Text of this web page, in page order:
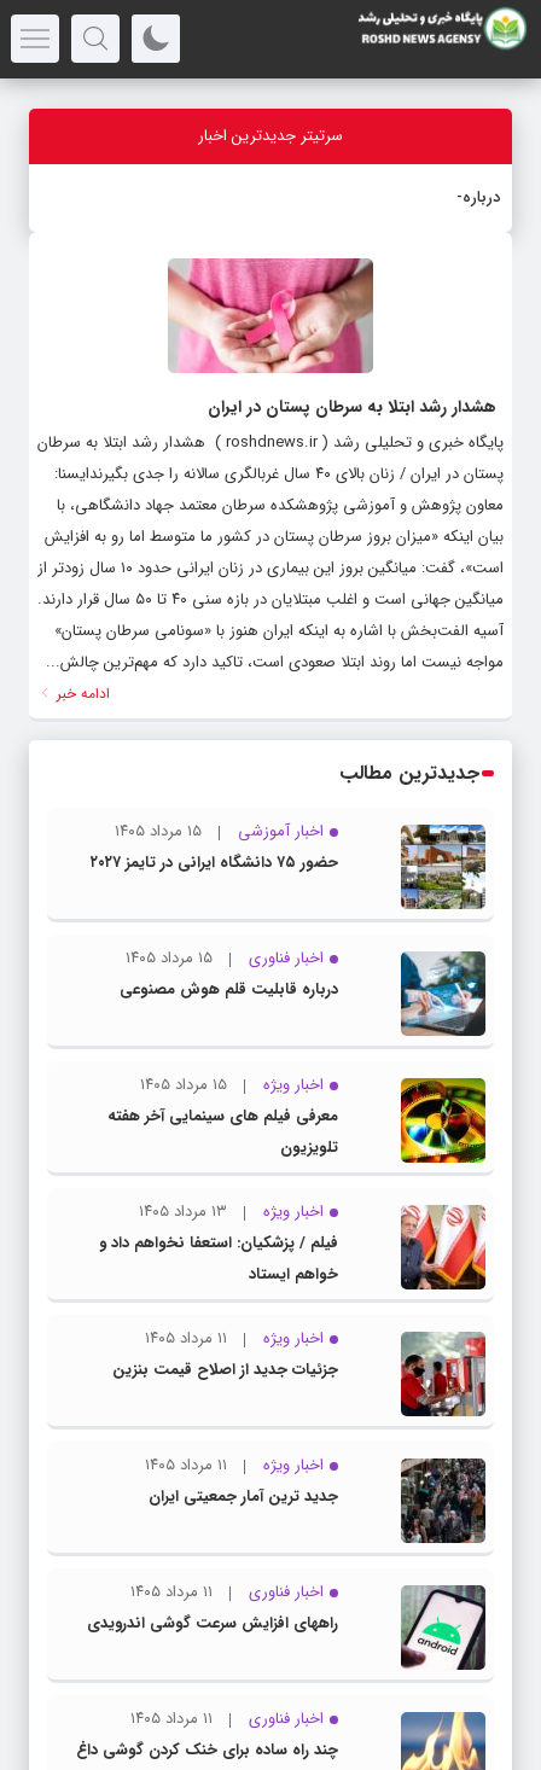
سرتیتر جدیدترین اخبار
درباره قابل
هشدار رشد ابتلا به سرطان پستان در ایران
پایگاه خبری و تحلیلی رشد ( roshdnews.ir ) هشدار رشد ابتلا به سرطان
پستان در ایران / زنان بالای ۴۰ سال غربالگری سالانه را جدی بگیرندایسنا:
معاون پژوهش و آموزشی پژوهشکده سرطان معتمد جهاد دانشگاهی، با
بیان اینکه «میزان بروز سرطان پستان در کشور ما متوسط اما رو به افزایش
است»، گفت: میانگین بروز این بیماری در زنان ایرانی حدود ۱۰ سال زودتر از
میانگین جهانی است و اغلب مبتلایان در بازه سنی ۴۰ تا ۵۰ سال قرار دارند.
آسیه‌ الفت‌بخش با اشاره به اینکه ایران هنوز با «سونامی سرطان پستان»
مواجه نیست اما روند ابتلا صعودی است، تاکید دارد که مهم‌ترین چالش...
ادامه خبر
جدیدترین مطالب
اخبار آموزشی
۱۵ مرداد ۱۴۰۵
حضور ۷۵ دانشگاه ایرانی در تایمز ۲۰۲۷
اخبار فناوری
۱۵ مرداد ۱۴۰۵
درباره قابلیت قلم هوش مصنوعی
اخبار ویژه
۱۵ مرداد ۱۴۰۵
معرفی فیلم های سینمایی آخر هفته
تلویزیون
اخبار ویژه
۱۳ مرداد ۱۴۰۵
فیلم / پزشکیان: استعفا نخواهم داد و
خواهم ایستاد
اخبار ویژه
۱۱ مرداد ۱۴۰۵
جزئیات جدید از اصلاح قیمت بنزین
اخبار ویژه
۱۱ مرداد ۱۴۰۵
جدید ترین آمار جمعیتی ایران
اخبار فناوری
۱۱ مرداد ۱۴۰۵
راههای افزایش سرعت گوشی اندرویدی
اخبار فناوری
۱۱ مرداد ۱۴۰۵
چند راه‌ ساده برای خنک کردن گوشی داغ